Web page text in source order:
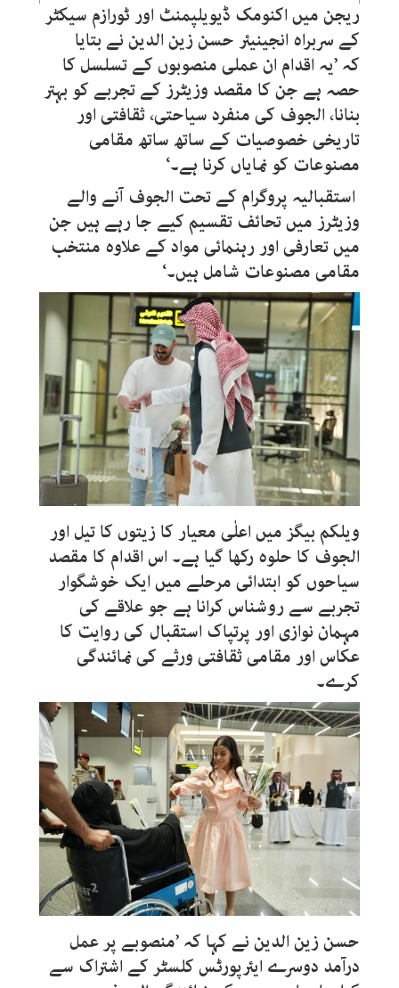
ریجن میں اکنومک ڈیویلپمنٹ اور ٹورازم سیکٹر
کے سربراہ انجینیئر حسن زین الدین نے بتایا
کہ ’یہ اقدام ان عملی منصوبوں کے تسلسل کا
حصہ ہے جن کا مقصد وزیٹرز کے تجربے کو بہتر
بنانا، الجوف کی منفرد سیاحتی، ثقافتی اور
تاریخی خصوصیات کے ساتھ ساتھ مقامی
مصنوعات کو نمایاں کرنا ہے۔‘
استقبالیہ پروگرام کے تحت الجوف آنے والے
وزیٹرز میں تحائف تقسیم کیے جا رہے ہیں جن
میں تعارفی اور رہنمائی مواد کے علاوہ منتخب
مقامی مصنوعات شامل ہیں۔‘
ویلکم بیگز میں اعلٰی معیار کا زیتوں کا تیل اور
الجوف کا حلوہ رکھا گیا ہے۔ اس اقدام کا مقصد
سیاحوں کو ابتدائی مرحلے میں ایک خوشگوار
تجربے سے روشناس کرانا ہے جو علاقے کی
مہمان نوازی اور پرتپاک استقبال کی روایت کا
عکاس اور مقامی ثقافتی ورثے کی نمائندگی
کرے۔
حسن زین الدین نے کہا کہ ’منصوبے پر عمل
درآمد دوسرے ایئرپورٹس کلسٹر کے اشتراک سے